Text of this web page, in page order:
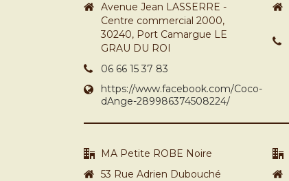
Avenue Jean LASSERRE -
Centre commercial 2000,
30240, Port Camargue LE
GRAU DU ROI
06 66 15 37 83
https://www.facebook.com/Coco-
dAnge-289986374508224/
MA Petite ROBE Noire
53 Rue Adrien Dubouché